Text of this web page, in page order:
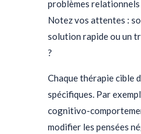
problèmes relationnels
Notez vos attentes :
solution rapide ou un
?
Chaque thérapie cible
spécifiques. Par
cognitivo-
modifier les pensées